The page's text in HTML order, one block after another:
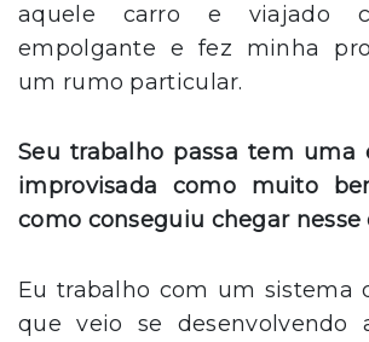
aquele carro e viajado
empolgante e fez minha
um rumo particular.
Seu trabalho passa tem uma
improvisada como muito
como conseguiu chegar nesse
Eu trabalho com um sistema
que veio se desenvolvendo